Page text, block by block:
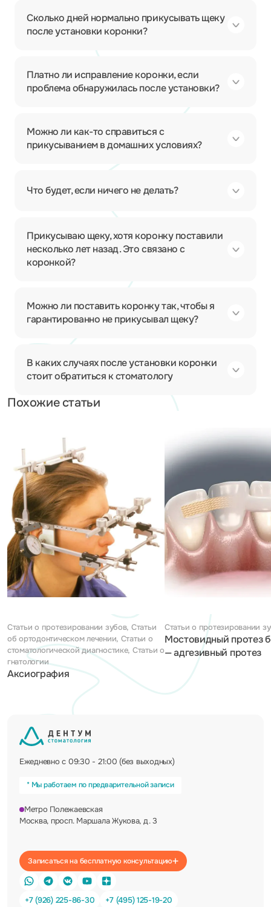
Сколько дней нормально прикусывать щеку
после установки коронки?
Платно ли исправление коронки, если
проблема обнаружилась после установки?
Можно ли как-то справиться с
прикусыванием в домашних условиях?
Что будет, если ничего не делать?
Прикусываю щеку, хотя коронку поставили
несколько лет назад. Это связано с
коронкой?
Можно ли поставить коронку так, чтобы я
гарантированно не прикусывал щеку?
В каких случаях после установки коронки
стоит обратиться к стоматологу
Похожие статьи
Статьи о протезировании зубов, Статьи
об ортодонтическом лечении, Статьи о
стоматологической диагностике, Статьи о
гнатологии
Аксиография
Статьи о протезировании
Мостовидный протез
— адгезивный протез
Ежедневно с 09:30 - 21:00 (без выходных)
* Мы работаем по предварительной записи
Записаться на бесплатную консультацию
+7 (926) 225-86-30 +7 (495) 125-19-20
Метро Полежаевская
Москва, просп. Маршала Жукова, д. 3